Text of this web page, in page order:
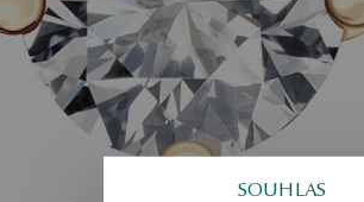
SOUHLAS